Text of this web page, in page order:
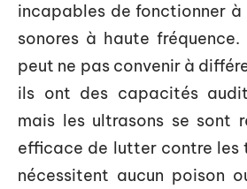
incapables de fonctionner à
sonores à haute
peut ne pas convenir à
ils ont des capacités
mais les ultrasons se sont
efficace de lutter contre les
nécessitent aucun poison